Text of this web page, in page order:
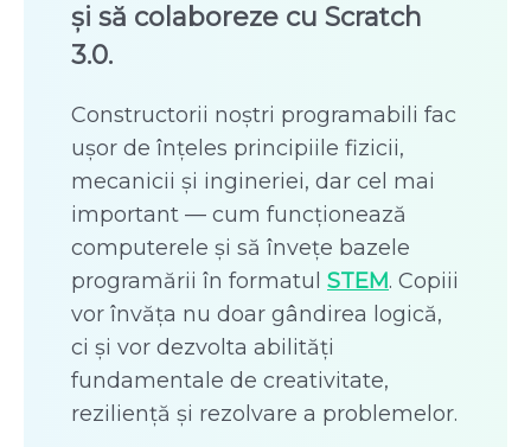
și să colaboreze cu Scratch
3.0.
Constructorii noștri programabili fac
ușor de înțeles principiile fizicii,
mecanicii și ingineriei, dar cel mai
important — cum funcționează
computerele și să învețe bazele
programării în formatul STEM. Copiii
vor învăța nu doar gândirea logică,
ci și vor dezvolta abilități
fundamentale de creativitate,
reziliență și rezolvare a problemelor.